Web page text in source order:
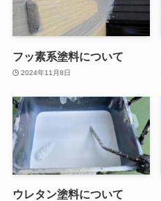
フッ素系塗料について
2024年11月8日
ウレタン塗料について